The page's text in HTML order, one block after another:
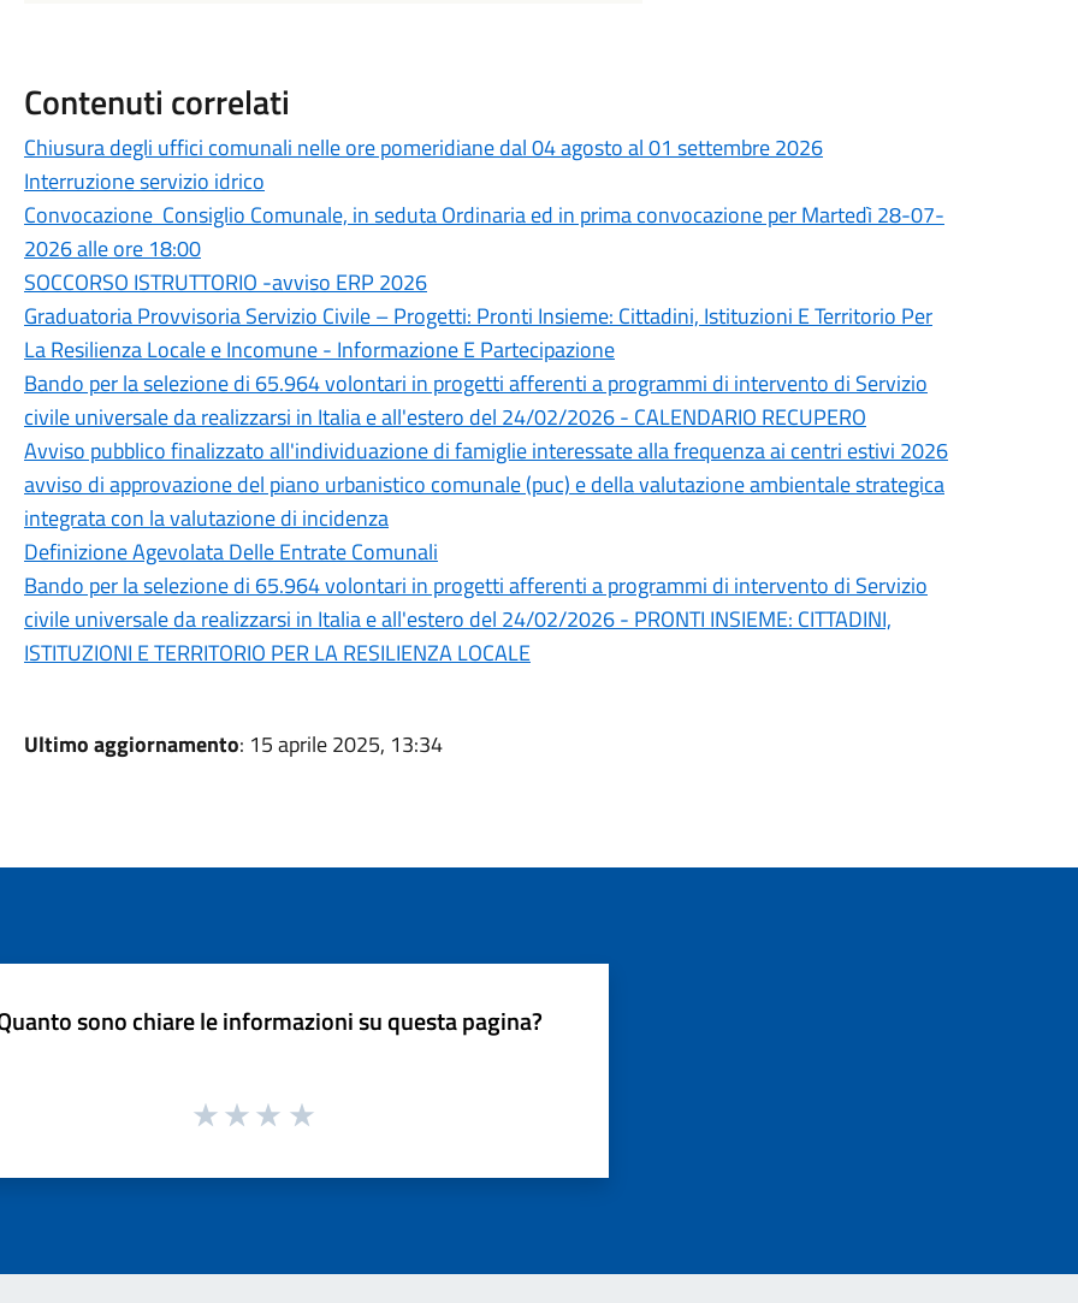
Contenuti correlati
Chiusura degli uffici comunali nelle ore pomeridiane dal 04 agosto al 01 settembre 2026
Interruzione servizio idrico
Convocazione Consiglio Comunale, in seduta Ordinaria ed in prima convocazione per Martedì 28-07-
2026 alle ore 18:00
SOCCORSO ISTRUTTORIO -avviso ERP 2026
Graduatoria Provvisoria Servizio Civile – Progetti: Pronti Insieme: Cittadini, Istituzioni E Territorio Per
La Resilienza Locale e Incomune - Informazione E Partecipazione
Bando per la selezione di 65.964 volontari in progetti afferenti a programmi di intervento di Servizio
civile universale da realizzarsi in Italia e all'estero del 24/02/2026 - CALENDARIO RECUPERO
Avviso pubblico finalizzato all'individuazione di famiglie interessate alla frequenza ai centri estivi 2026
avviso di approvazione del piano urbanistico comunale (puc) e della valutazione ambientale strategica
integrata con la valutazione di incidenza
Definizione Agevolata Delle Entrate Comunali
Bando per la selezione di 65.964 volontari in progetti afferenti a programmi di intervento di Servizio
civile universale da realizzarsi in Italia e all'estero del 24/02/2026 - PRONTI INSIEME: CITTADINI,
ISTITUZIONI E TERRITORIO PER LA RESILIENZA LOCALE
Ultimo aggiornamento: 15 aprile 2025, 13:34
sono chiare le informazioni su questa pagina?